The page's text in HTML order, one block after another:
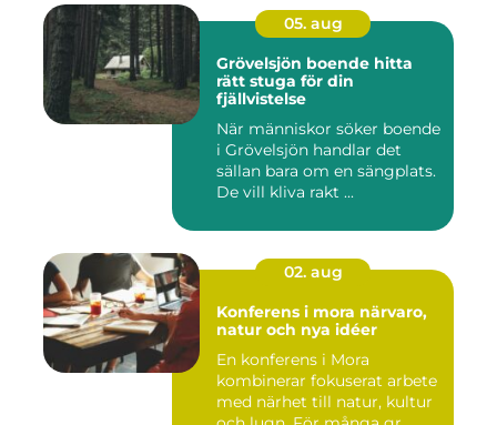
05. aug
Grövelsjön boende hitta
rätt stuga för din
fjällvistelse
När människor söker boende
i Grövelsjön handlar det
sällan bara om en sängplats.
De vill kliva rakt ...
02. aug
Konferens i mora närvaro,
natur och nya idéer
En konferens i Mora
kombinerar fokuserat arbete
med närhet till natur, kultur